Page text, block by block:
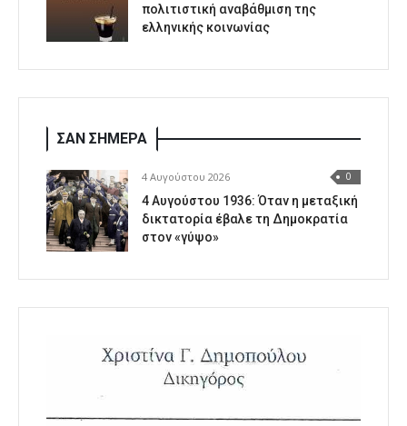
πολιτιστική αναβάθμιση της
ελληνικής κοινωνίας
ΣΑΝ ΣΗΜΕΡΑ
4 Αυγούστου 2026 0
4 Αυγούστου 1936: Όταν η μεταξική
δικτατορία έβαλε τη Δημοκρατία
στον «γύψο»